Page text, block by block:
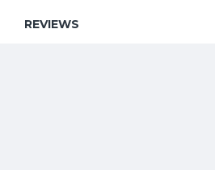
REVIEWS